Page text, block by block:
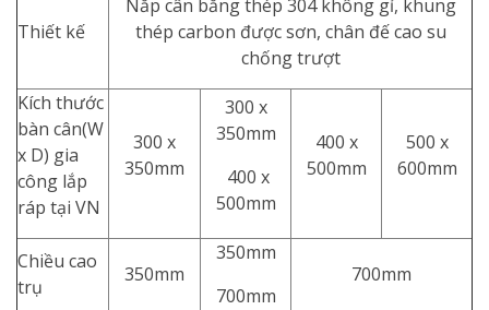
Thiết kế
Nắp cân bằng thép 304 không gỉ, khung
thép carbon được sơn, chân đế cao su
chống trượt
Kích thước
bàn cân(W
x D) gia
công lắp
ráp tại VN
300 x
350mm
300 x
350mm
400 x
500mm
400 x
500mm
500 x
600mm
Chiều cao
trụ
350mm
350mm
700mm
700mm